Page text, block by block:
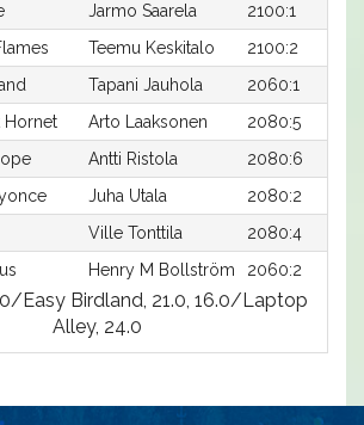
Jarmo Saarela 2100:1
Teemu Keskitalo 2100:2
Tapani Jauhola 2060:1
Hornet Arto Laaksonen 2080:5
Antti Ristola 2080:6
Juha Utala 2080:2
Ville Tonttila 2080:4
Henry M Bollström 2060:2
Easy Birdland, 21.0, 16.0/Laptop
Alley, 24.0